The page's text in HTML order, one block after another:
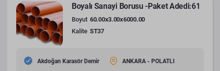
Boyalı Sanayi Borusu -Paket Adedi:61
Boyut 60.00x3.00x6000.00
Kalite ST37
Akdoğan Karasör Demir ANKARA - POLATLI